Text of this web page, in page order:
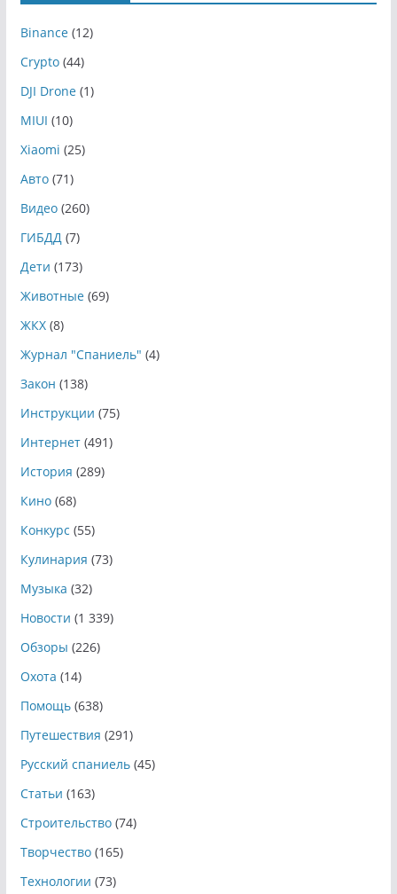
Binance(12)
Crypto(44)
DJI Drone(1)
MIUI (10)
Xiaomi (25)
Авто(71)
Видео(260)
ГИБДД(7)
Дети (173)
Животные(69)
ЖКХ(8)
Журнал "Спаниель" (4)
Закон (138)
Инструкции (75)
Интернет(491)
История (289)
Кино(68)
Конкурс (55)
Кулинария (73)
Музыка (32)
Новости (1 339)
Обзоры (226)
Охота (14)
Помощь(638)
Путешествия (291)
Русский спаниель(45)
Статьи (163)
Строительство(74)
Творчество(165)
Технологии (73)